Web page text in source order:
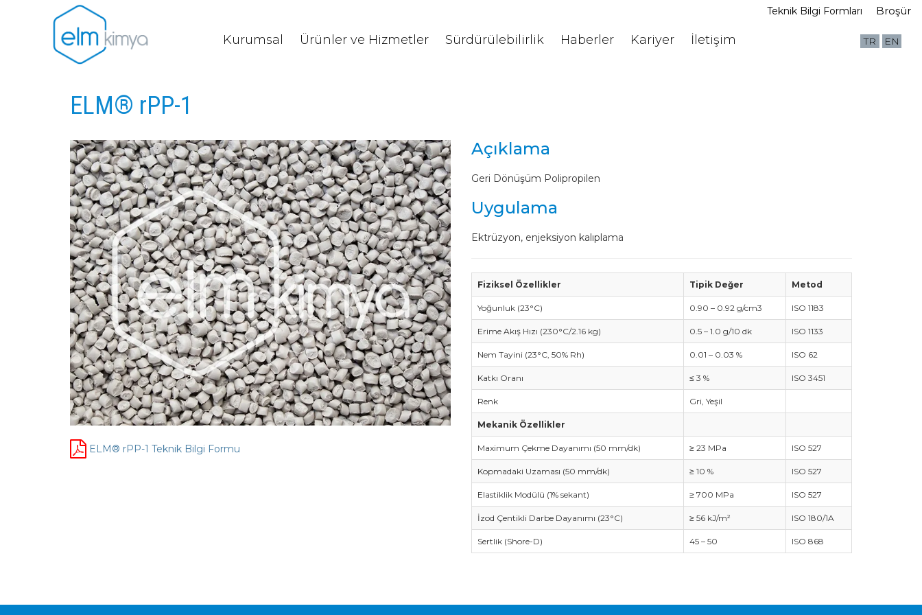
Teknik Bilgi Formları Broşür
Kurumsal Ürünler ve Hizmetler Sürdürülebilirlik Haberler Kariyer İletişim TR EN
ELM® rPP-1
ELM® rPP-1 Teknik Bilgi Formu
Açıklama
Geri Dönüşüm Polipropilen
Uygulama
Ektrüzyon, enjeksiyon kalıplama
Fiziksel Özellikler Tipik Değer Metod
Yoğunluk (23°C) 0.90 – 0.92 g/cm3 ISO 1183
Erime Akış Hızı (230°C/2.16 kg) 0.5 – 1.0 g/10 dk ISO 1133
Nem Tayini (23°C, 50% Rh) 0.01 – 0.03 % ISO 62
Katkı Oranı ≤ 3 % ISO 3451
Renk Gri, Yeşil
Mekanik Özellikler
Maximum Çekme Dayanımı (50 mm/dk) ≥ 23 MPa ISO 527
Kopmadaki Uzaması (50 mm/dk) ≥ 10 % ISO 527
Elastiklik Modülü (1% sekant) ≥ 700 MPa ISO 527
İzod Çentikli Darbe Dayanımı (23°C) ≥ 56 kJ/m² ISO 180/1A
Sertlik (Shore-D) 45 – 50 ISO 868